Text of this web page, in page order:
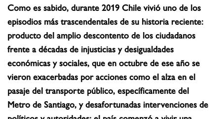
Como es sabido, durante 2019 Chile vivió uno de los
episodios más trascendentales de su historia reciente:
producto del amplio descontento de los ciudadanos
frente a décadas de injusticias y desigualdades
económicas y sociales, que en octubre de ese año se
vieron exacerbadas por acciones como el alza en el
pasaje del transporte público, específicamente del
Metro de Santiago, y desafortunadas intervenciones de